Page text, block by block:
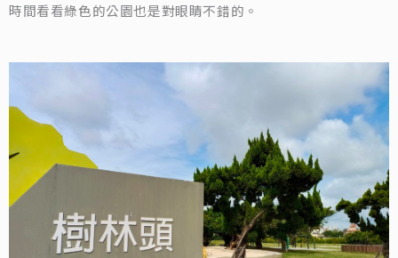
時間看看綠色的公園也是對眼睛不錯的。